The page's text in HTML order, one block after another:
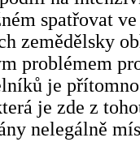
spatřovat
zemědělsky
problémem
je
je zde z
nelegálně